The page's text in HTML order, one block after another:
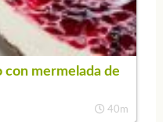
con mermelada de
40m